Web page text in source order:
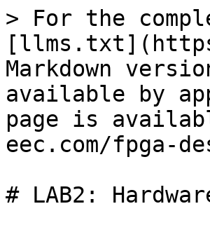
> For the
Markdown
available by
page is
eec.com/fpga-
# LAB2: